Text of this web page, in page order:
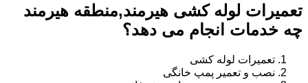
تعمیرات لوله کشی هیرمند,منطقه هیرمند
چه خدمات انجام می دهد؟
تعمیرات لوله کشی
نصب و تعمیر پمپ خانگی